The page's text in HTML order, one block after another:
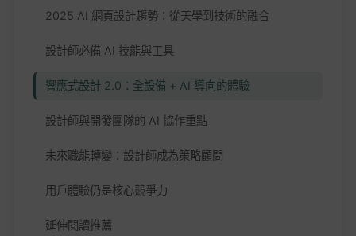
2025 AI 網頁設計趨勢：從美學到技術的融合
設計師必備 AI 技能與工具
響應式設計 2.0：全設備 + AI 導向的體驗
設計師與開發團隊的 AI 協作重點
未來職能轉變：設計師成為策略顧問
用戶體驗仍是核心競爭力
延伸閱讀推薦